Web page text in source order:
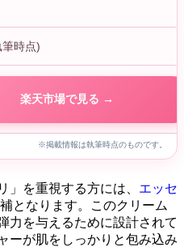
時点)
楽天市場で見る →
※掲載情報は執筆時点のものです。
」を重視する方には、 エッセ
となります。このクリーム
力を与えるために設計されて
ーが肌をしっかりと包み込み